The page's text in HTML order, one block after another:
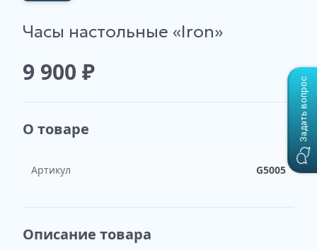
ИзображениеИзображение
Часы настольные «Iron»
9 900 ₽
О товаре
Артикул G5005
Описание товара
Задать вопрос